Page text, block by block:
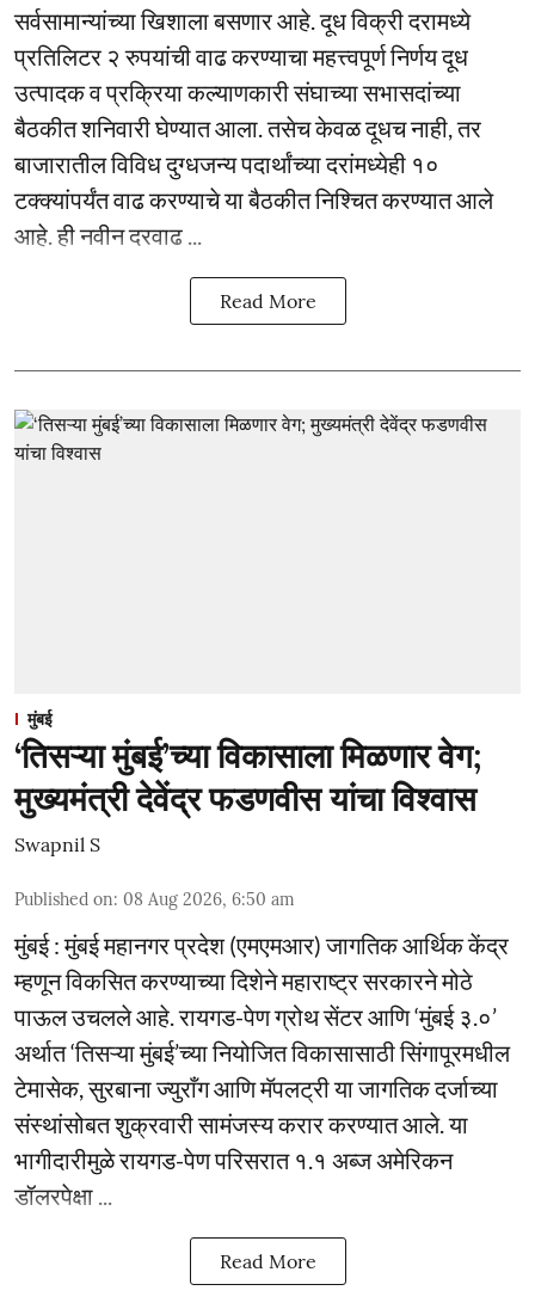
सर्वसामान्यांच्या खिशाला बसणार आहे. दूध विक्री दरामध्ये
प्रतिलिटर २ रुपयांची वाढ करण्याचा महत्त्वपूर्ण निर्णय दूध
उत्पादक व प्रक्रिया कल्याणकारी संघाच्या सभासदांच्या
बैठकीत शनिवारी घेण्यात आला. तसेच केवळ दूधच नाही, तर
बाजारातील विविध दुग्धजन्य पदार्थांच्या दरांमध्येही १०
टक्क्यांपर्यंत वाढ करण्याचे या बैठकीत निश्चित करण्यात आले
आहे. ही नवीन दरवाढ ...
Read More
मुंबई
‘तिसऱ्या मुंबई’च्या विकासाला मिळणार वेग;
मुख्यमंत्री देवेंद्र फडणवीस यांचा विश्वास
Swapnil S
Published on: 08 Aug 2026, 6:50 am
मुंबई : मुंबई महानगर प्रदेश (एमएमआर) जागतिक आर्थिक केंद्र
म्हणून विकसित करण्याच्या दिशेने महाराष्ट्र सरकारने मोठे
पाऊल उचलले आहे. रायगड-पेण ग्रोथ सेंटर आणि ‘मुंबई ३.०’
अर्थात ‘तिसऱ्या मुंबई’च्या नियोजित विकासासाठी सिंगापूरमधील
टेमासेक, सुरबाना ज्युराँग आणि मॅपलट्री या जागतिक दर्जाच्या
संस्थांसोबत शुक्रवारी सामंजस्य करार करण्यात आले. या
भागीदारीमुळे रायगड-पेण परिसरात १.१ अब्ज अमेरिकन
डॉलरपेक्षा ...
Read More